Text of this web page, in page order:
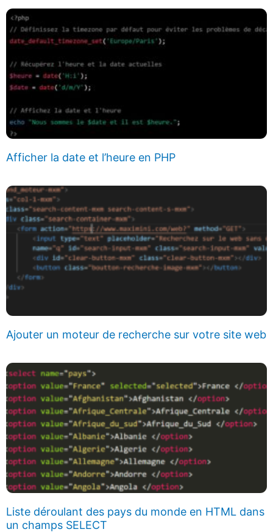
Afficher la date et l’heure en PHP
Ajouter un moteur de recherche sur votre site web
Liste déroulant des pays du monde en HTML dans
un champs SELECT